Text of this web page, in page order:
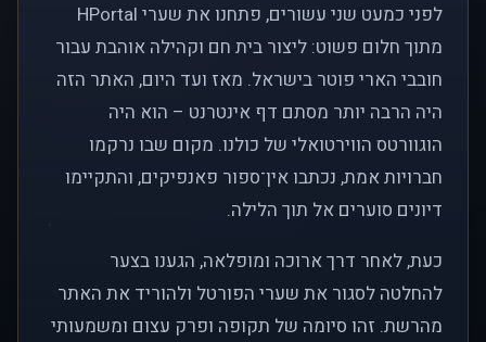
לפני כמעט שני עשורים, פתחנו את שערי HPortal
מתוך חלום פשוט: ליצור בית חם וקהילה אוהבת עבור
חובבי הארי פוטר בישראל. מאז ועד היום, האתר הזה
היה הרבה יותר מסתם דף אינטרנט – הוא היה
הוגוורטס הווירטואלי של כולנו. מקום שבו נרקמו
חברויות אמת, נכתבו אין־ספור פאנפיקים, והתקיימו
דיונים סוערים אל תוך הלילה.
כעת, לאחר דרך ארוכה ומופלאה, הגענו בצער
להחלטה לסגור את שערי הפורטל ולהוריד את האתר
מהרשת. זהו סיומה של תקופה ופרק עצום ומשמעותי